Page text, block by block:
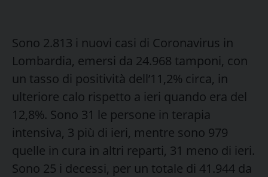
Sono 2.813 i nuovi casi di Coronavirus in
Lombardia, emersi da 24.968 tamponi, con
un tasso di positività dell’11,2% circa, in
ulteriore calo rispetto a ieri quando era del
12,8%. Sono 31 le persone in terapia
intensiva, 3 più di ieri, mentre sono 979
quelle in cura in altri reparti, 31 meno di ieri.
Sono 25 i decessi, per un totale di 41.944 da